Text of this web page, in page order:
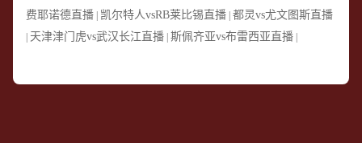
费耶诺德直播 凯尔特人vsRB莱比锡直播 都灵vs尤文图斯直播
天津津门虎vs武汉长江直播 斯佩齐亚vs布雷西亚直播